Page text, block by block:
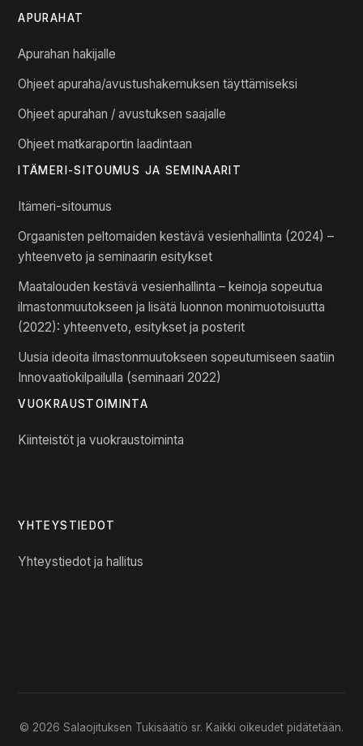
APURAHAT
Apurahan hakijalle
Ohjeet apuraha/avustushakemuksen täyttämiseksi
Ohjeet apurahan / avustuksen saajalle
Ohjeet matkaraportin laadintaan
ITÄMERI-SITOUMUS JA SEMINAARIT
Itämeri-sitoumus
Orgaanisten peltomaiden kestävä vesienhallinta (2024) –
yhteenveto ja seminaarin esitykset
Maatalouden kestävä vesienhallinta – keinoja sopeutua
ilmastonmuutokseen ja lisätä luonnon monimuotoisuutta
(2022): yhteenveto, esitykset ja posterit
Uusia ideoita ilmastonmuutokseen sopeutumiseen saatiin
Innovaatiokilpailulla (seminaari 2022)
VUOKRAUSTOIMINTA
Kiinteistöt ja vuokraustoiminta
YHTEYSTIEDOT
Yhteystiedot ja hallitus
© 2026 Salaojituksen Tukisäätiö sr. Kaikki oikeudet pidätetään.